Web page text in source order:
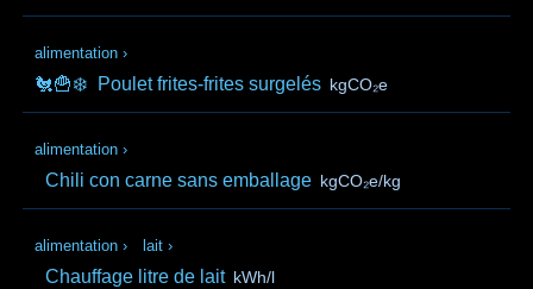
alimentation ›
🐔🍟❄️ Poulet frites-frites surgelés kgCO₂e
alimentation ›
Chili con carne sans emballage kgCO₂e/kg
alimentation › lait ›
Chauffage litre de lait kWh/l